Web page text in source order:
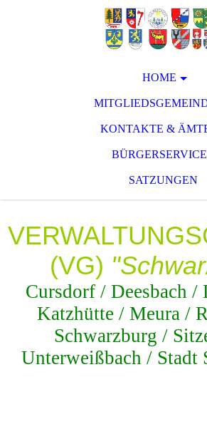
HOME
KONTAKTE &
BÜRGERSERVICE
SATZUNGEN
(VG)
Cursdorf / Deesbach /
Katzhütte / Meura /
Schwarzburg /
Unterweißbach / Stadt